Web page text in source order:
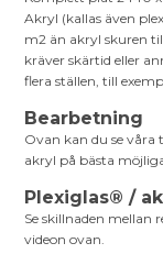
Akryl (kallas även
m2 än akryl skuren
kräver skärtid eller
flera ställen, till
Bearbetning
Ovan kan du se våra
akryl på bästa
Plexiglas® /
Se skillnaden mellan
videon ovan.